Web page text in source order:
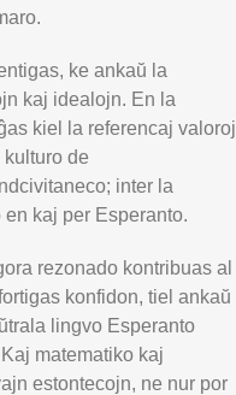
ke ankaŭ la
kaj idealojn. En la
kiel la referencaj valoroj
de
inter la
kaj per Esperanto.
rezonado kontribuas al
konfidon, tiel ankaŭ
lingvo Esperanto
matematiko kaj
estontecojn, ne nur por